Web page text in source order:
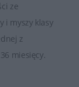
ze
i myszy klasy
z
miesięcy.